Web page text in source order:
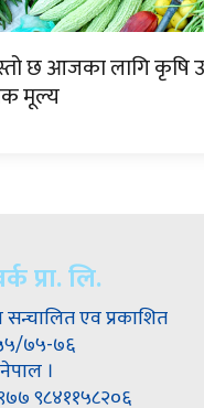
छ आजका लागि कृषि
मूल्य
प्रा. लि.
सन्चालित एव प्रकाशित
७५-७६
।
९८४११५८२०६